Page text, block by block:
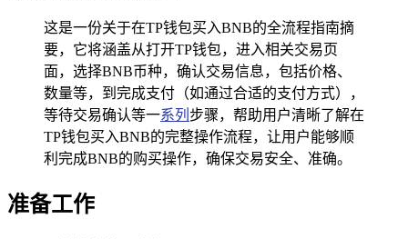
这是一份关于在TP钱包买入BNB的全流程指南摘
要，它将涵盖从打开TP钱包，进入相关交易页
面，选择BNB币种，确认交易信息，包括价格、
数量等，到完成支付（如通过合适的支付方式），
等待交易确认等一系列 步骤，帮助用户清晰了解在
TP钱包买入BNB的完整操作流程，让用户能够顺
利完成BNB的购买操作，确保交易安全、准确。
准备工作